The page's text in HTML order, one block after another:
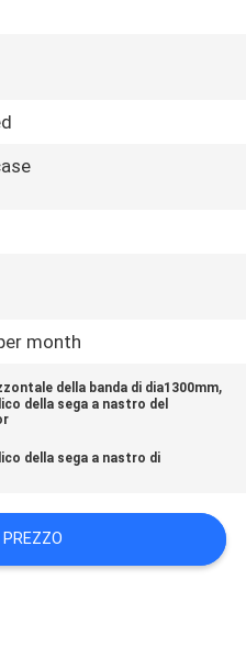
month
della banda di dia1300mm,
della sega a nastro del
della sega a nastro di